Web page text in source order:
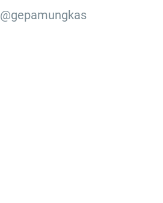
@gepamungkas